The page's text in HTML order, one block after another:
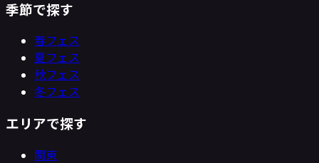
季節で探す
春フェス
夏フェス
秋フェス
冬フェス
エリアで探す
関東